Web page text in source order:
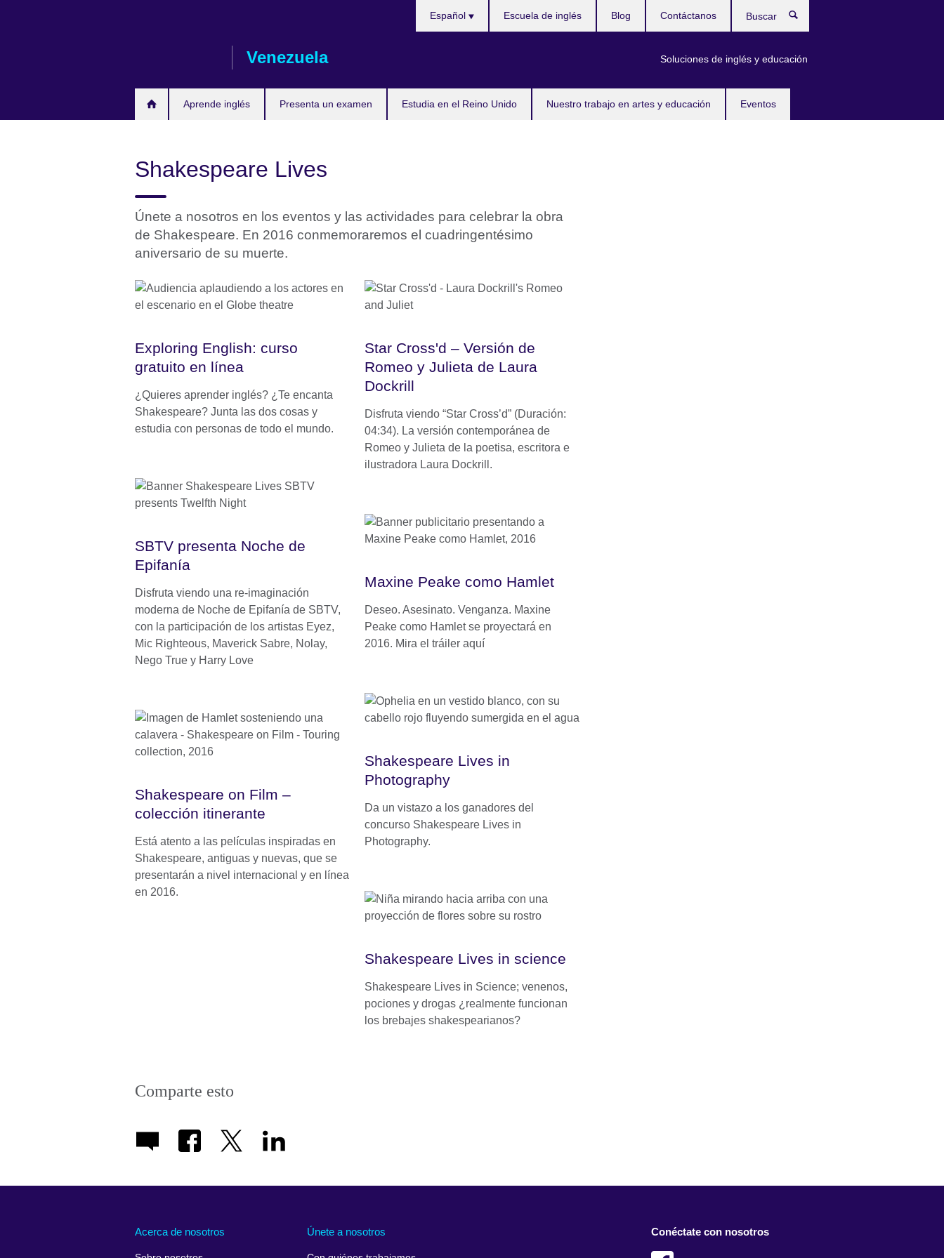
Venezuela
Aprende inglés Presenta un examen Estudia en el Reino Unido Nuestro trabajo en artes y educación Eventos
Español
Soluciones de inglés y educación
Escuela de inglés Blog Contáctanos
Shakespeare Lives
Únete a nosotros en los eventos y las actividades para celebrar la obra
de Shakespeare. En 2016 conmemoraremos el cuadringentésimo
aniversario de su muerte.
Exploring English: curso
gratuito en línea
¿Quieres aprender inglés? ¿Te encanta
Shakespeare? Junta las dos cosas y
estudia con personas de todo el mundo.
Star Cross'd – Versión de
Romeo y Julieta de Laura
Dockrill
Disfruta viendo “Star Cross’d” (Duración:
04:34). La versión contemporánea de
Romeo y Julieta de la poetisa, escritora e
ilustradora Laura Dockrill.
SBTV presenta Noche de
Epifanía
Disfruta viendo una re-imaginación
moderna de Noche de Epifanía de SBTV,
con la participación de los artistas Eyez,
Mic Righteous, Maverick Sabre, Nolay,
Nego True y Harry Love
Maxine Peake como Hamlet
Deseo. Asesinato. Venganza. Maxine
Peake como Hamlet se proyectará en
2016. Mira el tráiler aquí
Shakespeare Lives in
Photography
Da un vistazo a los ganadores del
concurso Shakespeare Lives in
Photography.
Shakespeare on Film –
colección itinerante
Está atento a las películas inspiradas en
Shakespeare, antiguas y nuevas, que se
presentarán a nivel internacional y en línea
en 2016.
Shakespeare Lives in science
Shakespeare Lives in Science; venenos,
pociones y drogas ¿realmente funcionan
los brebajes shakespearianos?
Comparte esto
Acerca de nosotros Únete a nosotros Conéctate con nosotros